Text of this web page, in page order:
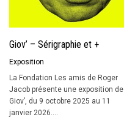
Giov’ – Sérigraphie et +
Exposition
La Fondation Les amis de Roger
Jacob présente une exposition de
Giov’, du 9 octobre 2025 au 11
janvier 2026....